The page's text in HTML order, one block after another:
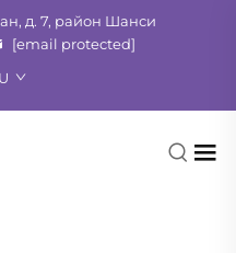
д. 7, район Шанси
[email protected]